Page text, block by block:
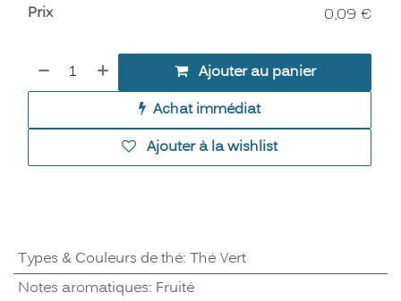
Ajouter au panier
Achat immédiat
Ajouter à la wishlist
Prix 0,09 €
Types & Couleurs de thé: Thé Vert
Notes aromatiques: Fruité